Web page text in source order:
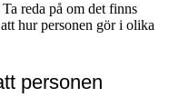
reda på om det finns
hur personen gör i olika
personen